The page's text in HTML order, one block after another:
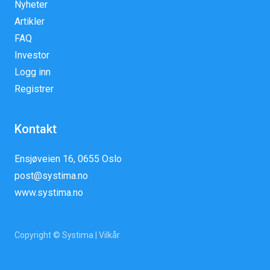
Nyheter
Artikler
FAQ
Investor
Logg inn
Registrer
Kontakt
Ensjøveien 16, 0655 Oslo
post@systima.no
www.systima.no
Copyright © Systima | Vilkår